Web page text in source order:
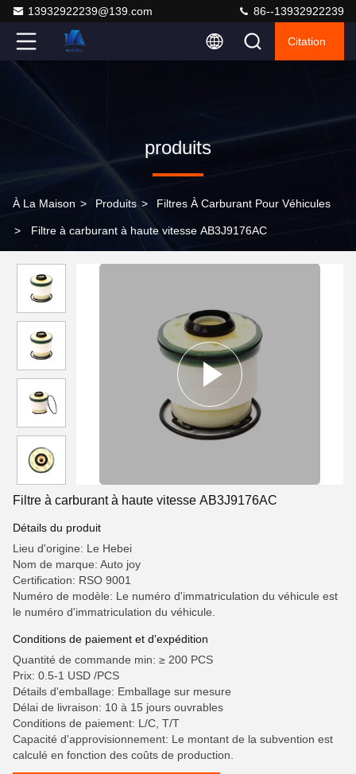
13932922239@139.com 86--13932922239
Citation
produits
À La Maison > Produits > Filtres À Carburant Pour Véhicules
> Filtre à carburant à haute vitesse AB3J9176AC
Filtre à carburant à haute vitesse AB3J9176AC
Détails du produit
Lieu d'origine: Le Hebei
Nom de marque: Auto joy
Certification: RSO 9001
Numéro de modèle: Le numéro d'immatriculation du véhicule est
le numéro d'immatriculation du véhicule.
Conditions de paiement et d'expédition
Quantité de commande min: ≥ 200 PCS
Prix: 0.5-1 USD /PCS
Détails d'emballage: Emballage sur mesure
Délai de livraison: 10 à 15 jours ouvrables
Conditions de paiement: L/C, T/T
Capacité d'approvisionnement: Le montant de la subvention est
calculé en fonction des coûts de production.